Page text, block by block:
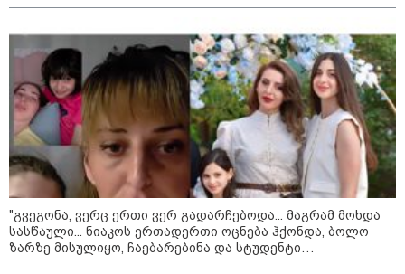
ქალურობა - არა. ვერ იჯერებენ
ფერმერი თუ ვარ" - როგორ
ცხოვრობს ახალგაზრდა ქალი,
რომელიც ქალაქიდან სოფლად
გადავიდა და ფერმერი გახდა
09:36 / 08-08-2026
"ბავშვობიდან ასე ვარ..
ფანატიკურად ვარ შეყვარებული
საქართველოზე" - გაიცანით
მარტინ გუიმჯიანი, ქართულ
ენასა და საქართველოზე
შეყვარებული სომეხი ბიჭი
"გვეგონა, ვერც ერთი ვერ გადარჩებოდა... მაგრამ მოხდა
სასწაული... ნიაკოს ერთადერთი ოცნება ჰქონდა, ბოლო
ზარზე მისულიყო, ჩაებარებინა და სტუდენტი